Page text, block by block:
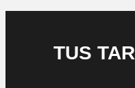
TUS